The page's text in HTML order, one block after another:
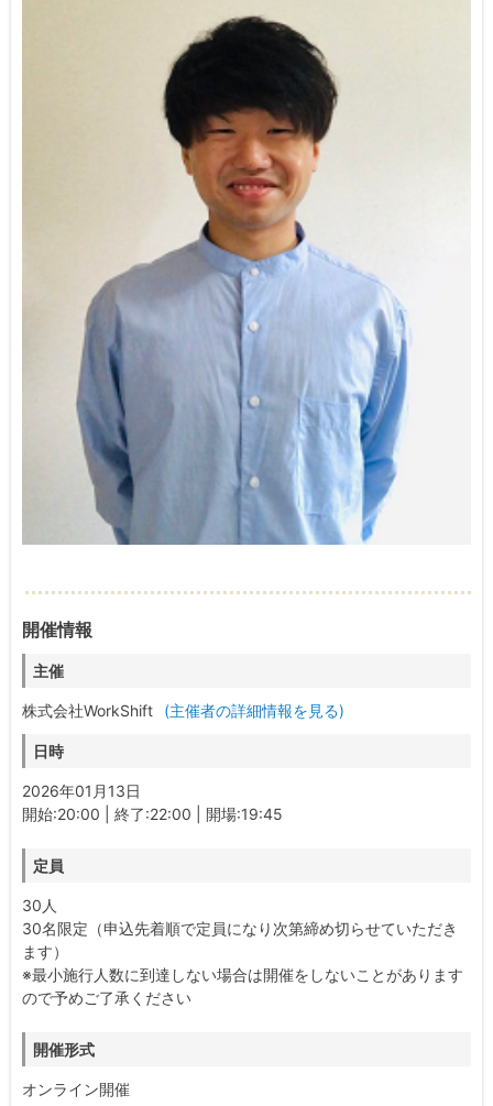
開催情報
主催
株式会社WorkShift (主催者の詳細情報を見る)
日時
2026年01月13日
開始:20:00 | 終了:22:00 | 開場:19:45
定員
30人
30名限定（申込先着順で定員になり次第締め切らせていただき
ます）
※最小施行人数に到達しない場合は開催をしないことがあります
ので予めご了承ください
開催形式
オンライン開催